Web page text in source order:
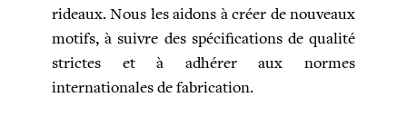
rideaux. Nous les aidons à créer de nouveaux
motifs, à suivre des spécifications de qualité
strictes et à adhérer aux normes
internationales de fabrication.